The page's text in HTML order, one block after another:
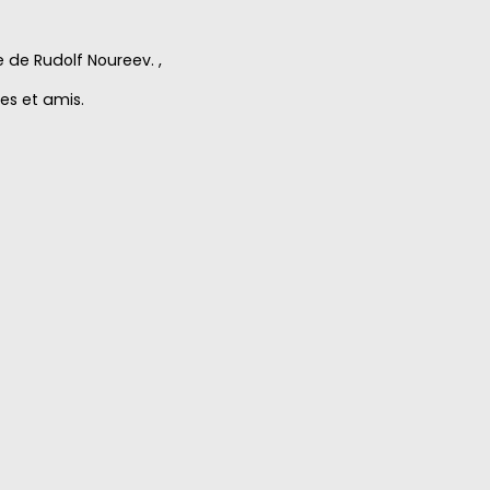
Rudolf Noureev. ,
et amis.